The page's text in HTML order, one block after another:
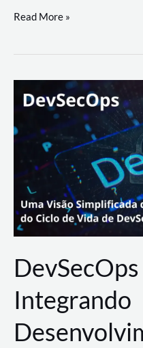
workflows
teste
palyer
Lance
Rural
Read More »
Integrando